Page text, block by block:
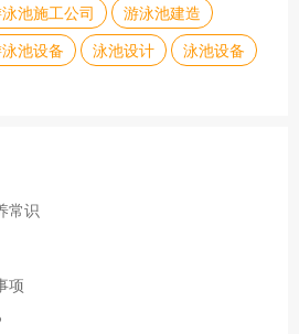
池施工公司
游泳池建造
池设备 泳池设计 泳池设备
常识
项